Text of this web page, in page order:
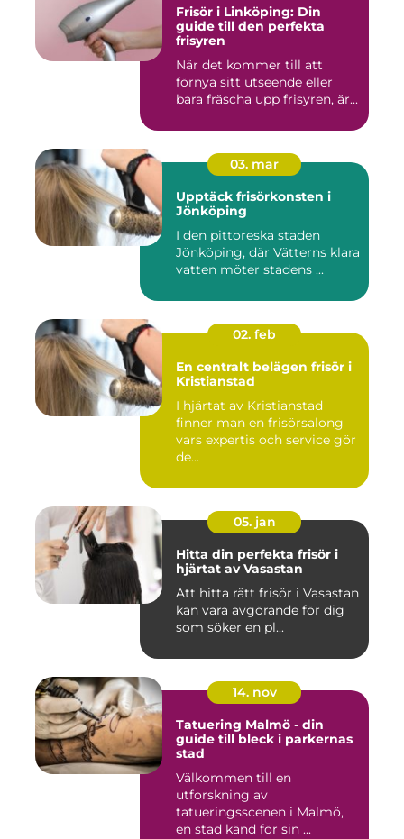
Frisör i Linköping: Din
guide till den perfekta
frisyren
När det kommer till att
förnya sitt utseende eller
bara fräscha upp frisyren, är...
03. mar
Upptäck frisörkonsten i
Jönköping
I den pittoreska staden
Jönköping, där Vätterns klara
vatten möter stadens ...
02. feb
En centralt belägen frisör i
Kristianstad
I hjärtat av Kristianstad
finner man en frisörsalong
vars expertis och service gör
de...
05. jan
Hitta din perfekta frisör i
hjärtat av Vasastan
Att hitta rätt frisör i Vasastan
kan vara avgörande för dig
som söker en pl...
14. nov
Tatuering Malmö - din
guide till bleck i parkernas
stad
Välkommen till en
utforskning av
tatueringsscenen i Malmö,
en stad känd för sin ...